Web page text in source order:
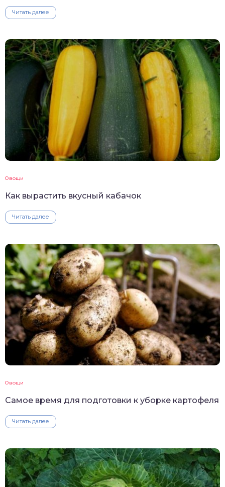
Читать далее
Овощи
Как вырастить вкусный кабачок
Читать далее
Овощи
Самое время для подготовки к уборке картофеля
Читать далее